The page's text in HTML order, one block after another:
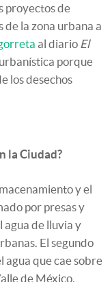
proyectos de
la zona urbana a
al diario El
porque
los desechos
la Ciudad?
y el
por presas y
agua de lluvia y
El segundo
agua que cae sobre
de México,